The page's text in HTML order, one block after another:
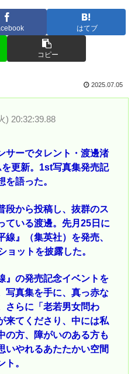
はてブ
コピー
2025.07.05
) 20:32:39.88
ーでタレント・渡邊渚
更新。1st写真集発売記
語った。
段から投稿し、抜群のス
ている渡邊。先月25日に
』（集英社）を発売、
ョットを披露した。
』の発売記念イベントを
写真集を手に、真っ赤な
さらに「老若男女問わ
来てくださり、中には私
の方、障がいのある方も
いやれるあたたかい空間
。